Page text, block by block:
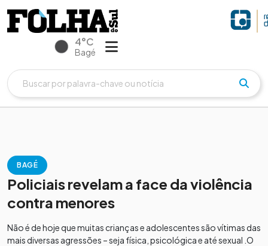
4°C
Bagé
BAGÉ
Policiais revelam a face da violência
contra menores
Não é de hoje que muitas crianças e adolescentes são vítimas das
mais diversas agressões – seja física, psicológica e até sexual .O